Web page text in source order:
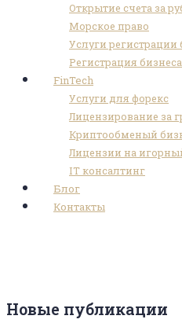
Открытие счета за
Морское право
Услуги регистрации
Регистрация
FinTech
Услуги для форекс
Лицензирование за
Криптообменый
Лицензии на
IT консалтинг
Блог
Контакты
Новые публикации